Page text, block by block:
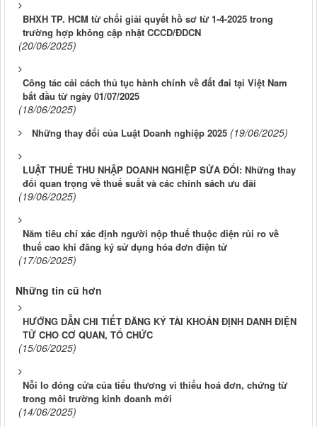
BHXH TP. HCM từ chối giải quyết hồ sơ từ 1-4-2025 trong
trường hợp không cập nhật CCCD/ĐDCN
(20/06/2025)
Công tác cải cách thủ tục hành chính về đất đai tại Việt Nam
bắt đầu từ ngày 01/07/2025
(18/06/2025)
Những thay đổi của Luật Doanh nghiệp 2025 (19/06/2025)
LUẬT THUẾ THU NHẬP DOANH NGHIỆP SỬA ĐỔI: Những thay
đổi quan trọng về thuế suất và các chính sách ưu đãi
(19/06/2025)
Năm tiêu chí xác định người nộp thuế thuộc diện rủi ro về
thuế cao khi đăng ký sử dụng hóa đơn điện tử
(17/06/2025)
Những tin cũ hơn
HƯỚNG DẪN CHI TIẾT ĐĂNG KÝ TÀI KHOẢN ĐỊNH DANH ĐIỆN
TỬ CHO CƠ QUAN, TỔ CHỨC
(15/06/2025)
Nỗi lo đóng cửa của tiểu thương vì thiếu hoá đơn, chứng từ
trong môi trường kinh doanh mới
(14/06/2025)